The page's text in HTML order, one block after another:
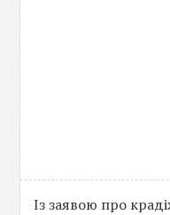
Із заявою про